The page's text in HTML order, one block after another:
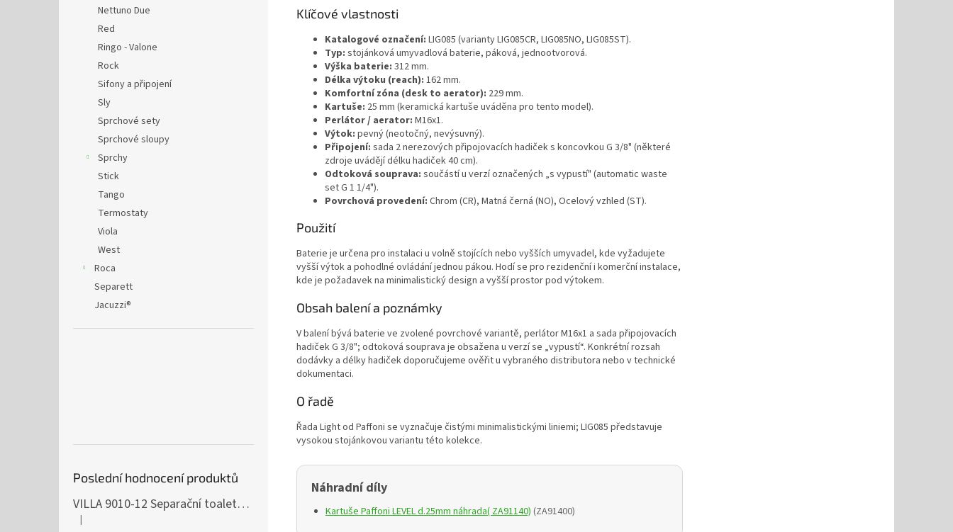
Nettuno Due
Red
Ringo - Valone
Rock
Sifony a připojení
Sly
Sprchové sety
Sprchové sloupy
Sprchy
Stick
Tango
Termostaty
Viola
West
Roca
Separett
Jacuzzi®
Poslední hodnocení produktů
VILLA 9010-12 Separační toaleta, 230/12V
Hodnocení produktu je 5 z 5 hvězdiček.
|
Klíčové vlastnosti
Katalogové označení: LIG085 (varianty LIG085CR, LIG085NO, LIG085ST).
Typ: stojánková umyvadlová baterie, páková, jednootvorová.
Výška baterie: 312 mm.
Délka výtoku (reach): 162 mm.
Komfortní zóna (desk to aerator): 229 mm.
Kartuše: 25 mm (keramická kartuše uváděna pro tento model).
Perlátor / aerator: M16x1.
Výtok: pevný (neotočný, nevýsuvný).
Připojení: sada 2 nerezových připojovacích hadiček s koncovkou G 3/8" (některé
zdroje uvádějí délku hadiček 40 cm).
Odtoková souprava: součástí u verzí označených „s vypustí" (automatic waste
set G 1 1/4").
Povrchová provedení: Chrom (CR), Matná černá (NO), Ocelový vzhled (ST).
Použití
Baterie je určena pro instalaci u volně stojících nebo vyšších umyvadel, kde vyžadujete
vyšší výtok a pohodlné ovládání jednou pákou. Hodí se pro rezidenční i komerční instalace,
kde je požadavek na minimalistický design a vyšší prostor pod výtokem.
Obsah balení a poznámky
V balení bývá baterie ve zvolené povrchové variantě, perlátor M16x1 a sada připojovacích
hadiček G 3/8"; odtoková souprava je obsažena u verzí se „vypustí“. Konkrétní rozsah
dodávky a délky hadiček doporučujeme ověřit u vybraného distributora nebo v technické
dokumentaci.
O řadě
Řada Light od Paffoni se vyznačuje čistými minimalistickými liniemi; LIG085 představuje
vysokou stojánkovou variantu této kolekce.
Náhradní díly
Kartuše Paffoni LEVEL d.25mm náhrada( ZA91140) (ZA91400)